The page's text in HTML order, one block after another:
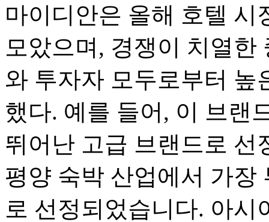
마이디안은 올해 호텔 시
모았으며, 경쟁이 치열한
와 투자자 모두로부터 높
했다. 예를 들어, 이 브랜
뛰어난 고급 브랜드로 선
평양 숙박 산업에서 가장
로 선정되었습니다. 아시